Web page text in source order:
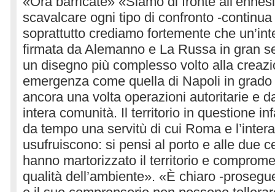
scavalcare ogni tipo di confronto -
soprattutto crediamo fortemente che
firmata da Alemanno e La Russa in gran
un disegno più complesso volto alla
emergenza come quella di Napoli in
ancora una volta operazioni autoritarie e
intera comunità. Il territorio in questione
da tempo una servitù di cui Roma e
usufruiscono: si pensi al porto e alle due
hanno martorizzato il territorio e
qualità dell’ambiente». «È chiaro -